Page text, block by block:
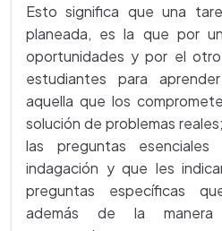
Esto significa que una
planeada, es la que por
oportunidades y por el
estudiantes para
aquella que los
solución de problemas
las preguntas esenciales
indagación y que les
preguntas específicas
además de la